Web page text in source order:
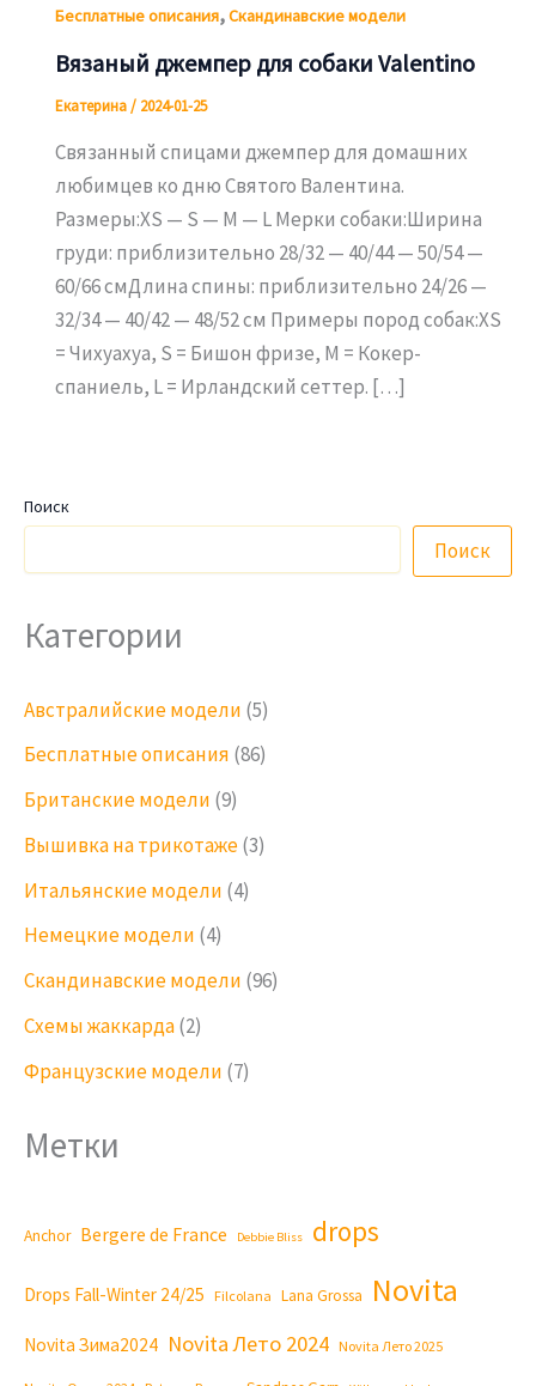
Бесплатные описания,Скандинавские модели
Вязаный джемпер для собаки Valentino
Екатерина/ 2024-01-25
Связанный спицами джемпер для домашних
любимцев ко дню Святого Валентина.
Размеры:XS — S — M — L Мерки собаки:Ширина
груди: приблизительно 28/32 — 40/44 — 50/54 —
60/66 смДлина спины: приблизительно 24/26 —
32/34 — 40/42 — 48/52 см Примеры пород собак:XS
= Чихуахуа, S = Бишон фризе, M = Кокер-
спаниель, L = Ирландский сеттер. […]
Поиск
Поиск
Категории
Австралийские модели (5)
Бесплатные описания (86)
Британские модели (9)
Вышивка на трикотаже(3)
Итальянские модели (4)
Немецкие модели (4)
Скандинавские модели (96)
Схемы жаккарда(2)
Французские модели (7)
Метки
Anchor Bergere de France Debbie Bliss drops
Drops Fall-Winter 24/25 Filcolana Lana Grossa Novita
Novita Зима2024 Novita Лето 2024 Novita Лето 2025